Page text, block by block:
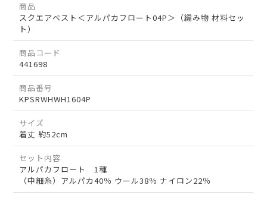
商品
スクエアベスト＜アルパカフロート04P＞（編み物 材料セッ
ト）
商品コード
441698
商品番号
KPSRWHWH1604P
サイズ
着丈 約52cm
セット内容
アルパカフロート 1種
（中細糸）アルパカ40％ ウール38％ ナイロン22％